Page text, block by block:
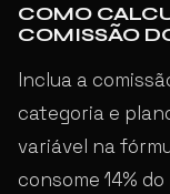
COMO
COMISSÃO
Inclua a
categoria e
variável na
consome 14%